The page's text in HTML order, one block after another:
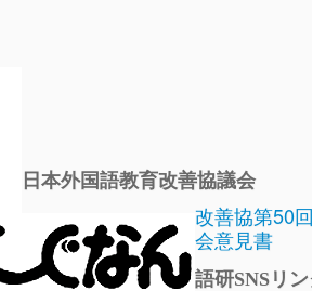
日本外国語教育改善協議会
改善協第50
会意見書
語研SNSリ